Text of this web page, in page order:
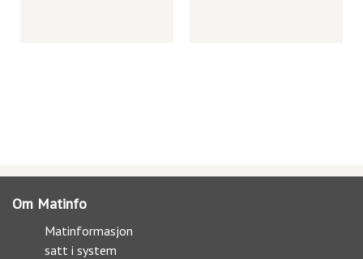
Om Matinfo
Matinformasjon
satt i system